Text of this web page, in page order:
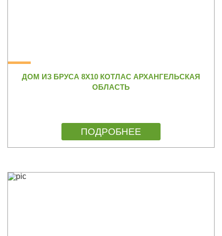
ДОМ ИЗ БРУСА 8Х10 КОТЛАС АРХАНГЕЛЬСКАЯ
ОБЛАСТЬ
ПОДРОБНЕЕ